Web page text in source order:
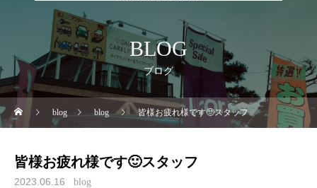
BLOG
ブログ
blog blog 皆様お疲れ様です🙂スタッフ
皆様お疲れ様です🙂スタッフ
2023.06.16 blog